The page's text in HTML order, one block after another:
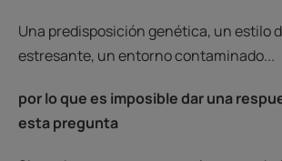
Una predisposición genética, un estilo
estresante, un entorno contaminado...
por lo que es imposible dar una
esta pregunta